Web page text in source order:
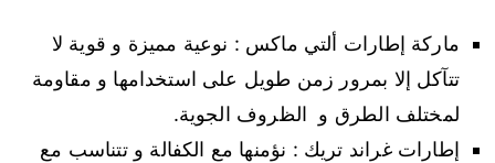
ماركة إطارات ألتي ماكس : نوعية مميزة و قوية لا
تتآكل إلا بمرور زمن طويل على استخدامها و مقاومة
لمختلف الطرق و الظروف الجوية.
إطارات غراند تريك : نؤمنها مع الكفالة و تتناسب مع